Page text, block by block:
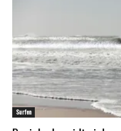
Surfen